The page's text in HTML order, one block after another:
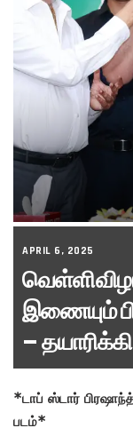
APRIL 6, 2025
இணையும்
–
*டாப் ஸ்டார்
படம்*